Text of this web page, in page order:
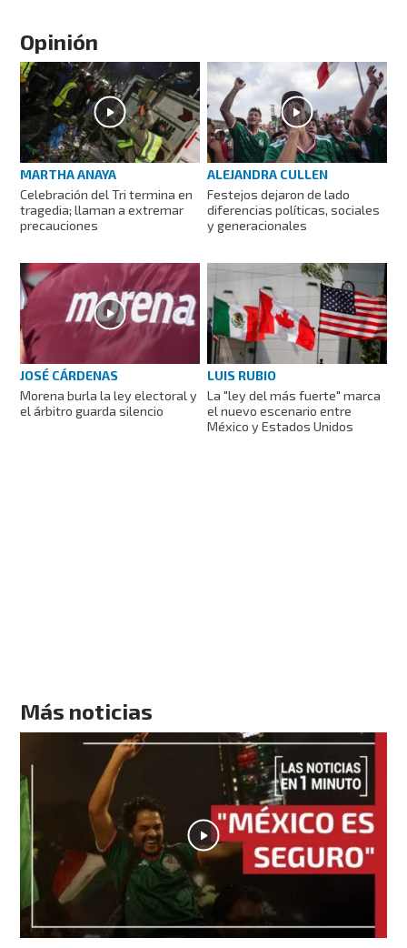
Opinión
MARTHA ANAYA
Celebración del Tri termina en
tragedia; llaman a extremar
precauciones
ALEJANDRA CULLEN
Festejos dejaron de lado
diferencias políticas, sociales
y generacionales
JOSÉ CÁRDENAS
Morena burla la ley electoral y
el árbitro guarda silencio
LUIS RUBIO
La "ley del más fuerte" marca
el nuevo escenario entre
México y Estados Unidos
Más noticias